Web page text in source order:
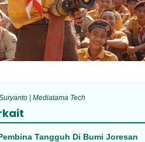
| Mediatama Tech
Tangguh Di Bumi Joresan